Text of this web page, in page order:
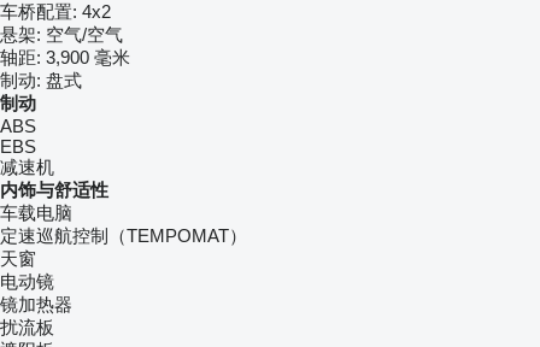
车桥配置: 4x2
悬架: 空气/空气
轴距: 3,900 毫米
制动: 盘式
制动
ABS
EBS
减速机
内饰与舒适性
车载电脑
定速巡航控制（TEMPOMAT）
天窗
电动镜
镜加热器
扰流板